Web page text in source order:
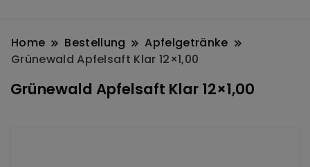
Home Bestellung
Apfelgetränke
Grünewald Apfelsaft Klar 12×1,00
Grünewald Apfelsaft Klar 12×1,00